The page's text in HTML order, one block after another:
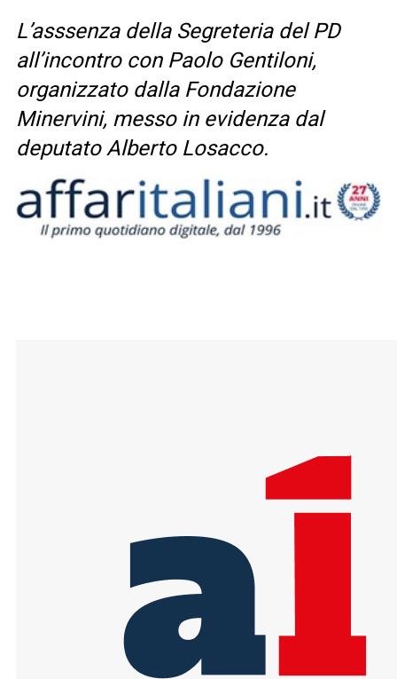
L’asssenza della Segreteria del PD
all’incontro con Paolo Gentiloni,
organizzato dalla Fondazione
Minervini, messo in evidenza dal
deputato Alberto Losacco.